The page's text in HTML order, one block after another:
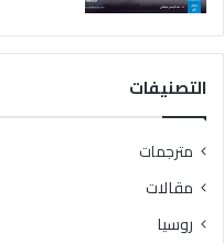
التصنيفات
مترجمات
مقالات
روسيا